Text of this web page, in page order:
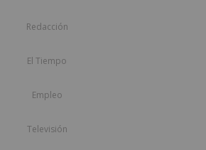
Redacción
El Tiempo
Empleo
Televisión